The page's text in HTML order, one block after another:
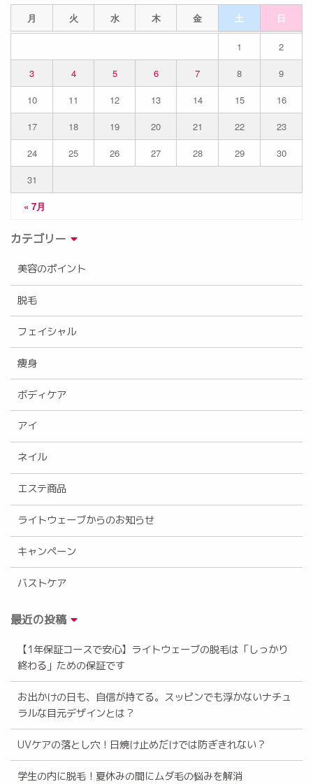
月 火 水 木 金 土 日
« 7月
1
2
3
4 5 6 7 8
9
10
11 12 13 14 15
16
17
18 19 20 21 22
23
24
25 26 27 28 29
30
31
カテゴリー
美容のポイント
脱毛
フェイシャル
痩身
ボディケア
アイ
ネイル
エステ商品
ライトウェーブからのお知らせ
キャンペーン
バストケア
最近の投稿
【1年保証コースで安心】ライトウェーブの脱毛は「しっかり
終わる」ための保証です
お出かけの日も、自信が持てる。スッピンでも浮かないナチュ
ラルな目元デザインとは？
UVケアの落とし穴！日焼け止めだけでは防ぎきれない？
学生の内に脱毛！夏休みの間にムダ毛の悩みを解消